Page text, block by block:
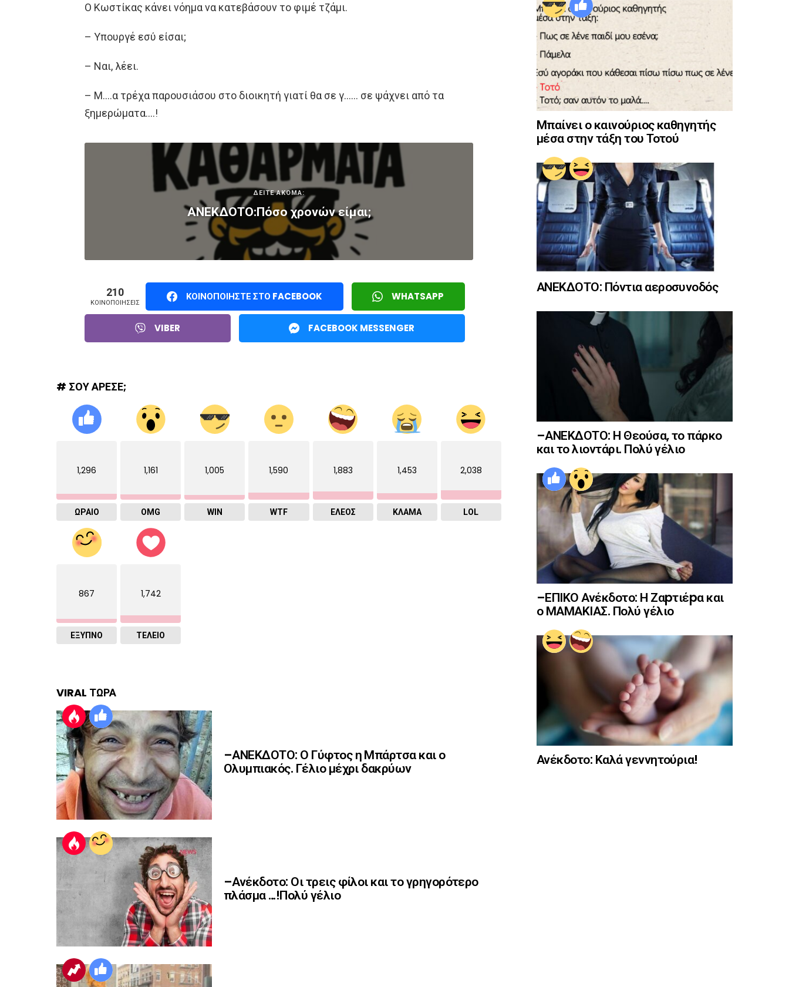
Ο Κωστίκας κάνει νόημα να κατεβάσουν το φιμέ τζάμι.
– Υπουργέ εσύ είσαι;
– Ναι, λέει.
– Μ….α τρέχα παρουσιάσου στο διοικητή γιατί θα σε γ…… σε ψάχνει από τα
ξημερώματα….!
ΔΕΙΤΕ ΑΚΟΜΑ:
ΑΝΕΚΔΟΤΟ:Πόσο χρονών είμαι;
210
ΚΟΙΝΟΠΟΙΉΣΕΙΣ ΚΟΙΝΟΠΟΙΉΣΤΕ ΣΤΟ FACEBOOK WHATSAPP
VIBER FACEBOOK MESSENGER
# ΣΟΥ ΑΡΕΣΕ;
1,296
ΩΡΑΙΟ
1,161
OMG
1,005
WIN
1,590
WTF
1,883
ΕΛΕΟΣ
1,453
ΚΛΑΜΑ
2,038
LOL
867
ΈΞΥΠΝΟ
1,742
ΤΕΛΕΙΟ
VIRAL ΤΩΡΑ
–ΑΝΕΚΔΟΤΟ: Ο Γύφτος η Μπάρτσα και ο
Ολυμπιακός. Γέλιο μέχρι δακρύων
–Ανέκδοτο: Οι τρεις φίλοι και το γρηγορότερο
πλάσμα …!Πολύ γέλιο
Μπαίνει ο καινούριος καθηγητής
μέσα στην τάξη του Τοτού
ΑΝΕΚΔΟΤΟ: Πόντια αεροσυνοδός
–ΑΝΕΚΔΟΤΟ: Η Θεούσα, το πάρκο
και το λιοντάρι. Πολύ γέλιο
–ΕΠΙΚΟ Ανέκδοτο: Η Ζαpτιέpα και
ο ΜΑΜΑΚΙΑΣ. Πολύ γέλιο
Ανέκδοτο: Καλά γεννητούρια!